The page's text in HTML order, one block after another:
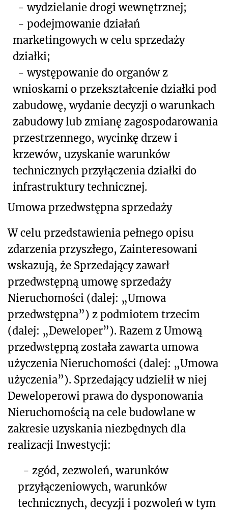
- wydzielanie drogi wewnętrznej;
- podejmowanie działań
marketingowych w celu sprzedaży
działki;
- występowanie do organów z
wnioskami o przekształcenie działki pod
zabudowę, wydanie decyzji o warunkach
zabudowy lub zmianę zagospodarowania
przestrzennego, wycinkę drzew i
krzewów, uzyskanie warunków
technicznych przyłączenia działki do
infrastruktury technicznej.
Umowa przedwstępna sprzedaży
W celu przedstawienia pełnego opisu
zdarzenia przyszłego, Zainteresowani
wskazują, że Sprzedający zawarł
przedwstępną umowę sprzedaży
Nieruchomości (dalej: „Umowa
przedwstępna”) z podmiotem trzecim
(dalej: „Deweloper”). Razem z Umową
przedwstępną została zawarta umowa
użyczenia Nieruchomości (dalej: „Umowa
użyczenia”). Sprzedający udzielił w niej
Deweloperowi prawa do dysponowania
Nieruchomością na cele budowlane w
zakresie uzyskania niezbędnych dla
realizacji Inwestycji:
- zgód, zezwoleń, warunków
przyłączeniowych, warunków
technicznych, decyzji i pozwoleń w tym